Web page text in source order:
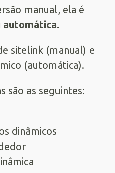
manual, ela é
automática.
sitelink (manual) e
(automática).
são as seguintes:
dinâmicos